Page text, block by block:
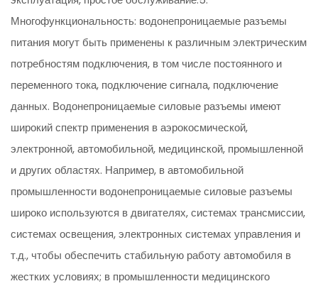
Многофункциональность: водонепроницаемые разъемы
питания могут быть применены к различным электрическим
потребностям подключения, в том числе постоянного и
переменного тока, подключение сигнала, подключение
данных. Водонепроницаемые силовые разъемы имеют
широкий спектр применения в аэрокосмической,
электронной, автомобильной, медицинской, промышленной
и других областях. Например, в автомобильной
промышленности водонепроницаемые силовые разъемы
широко используются в двигателях, системах трансмиссии,
системах освещения, электронных системах управления и
т.д., чтобы обеспечить стабильную работу автомобиля в
жестких условиях; в промышленности медицинского